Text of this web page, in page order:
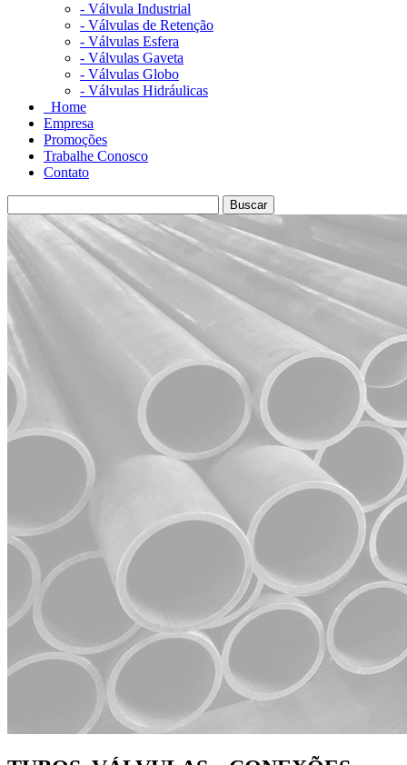
- Válvula Industrial
- Válvulas de Retenção
- Válvulas Esfera
- Válvulas Gaveta
- Válvulas Globo
- Válvulas Hidráulicas
Home
Empresa
Promoções
Trabalhe Conosco
Contato